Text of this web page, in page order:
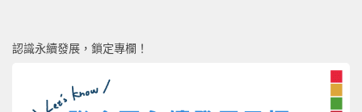
認識永續發展，鎖定專欄！